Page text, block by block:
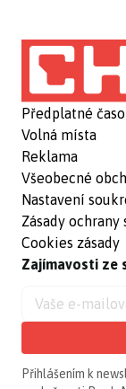
Předplatné
Volná místa
Reklama
Všeobecné
Nastavení
Zásady
Cookies zásady
Zajímavosti ze
Přihlášením k